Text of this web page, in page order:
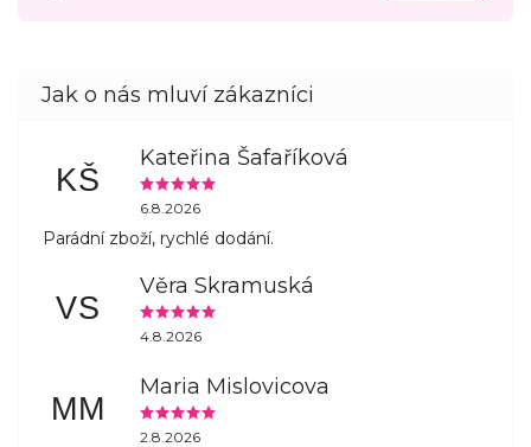
KŠ
Kateřina Šafaříková
6.8.2026
Parádní zboží, rychlé dodání.
VS
Věra Skramuská
4.8.2026
MM
Maria Mislovicova
2.8.2026